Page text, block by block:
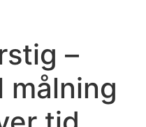
–
målning